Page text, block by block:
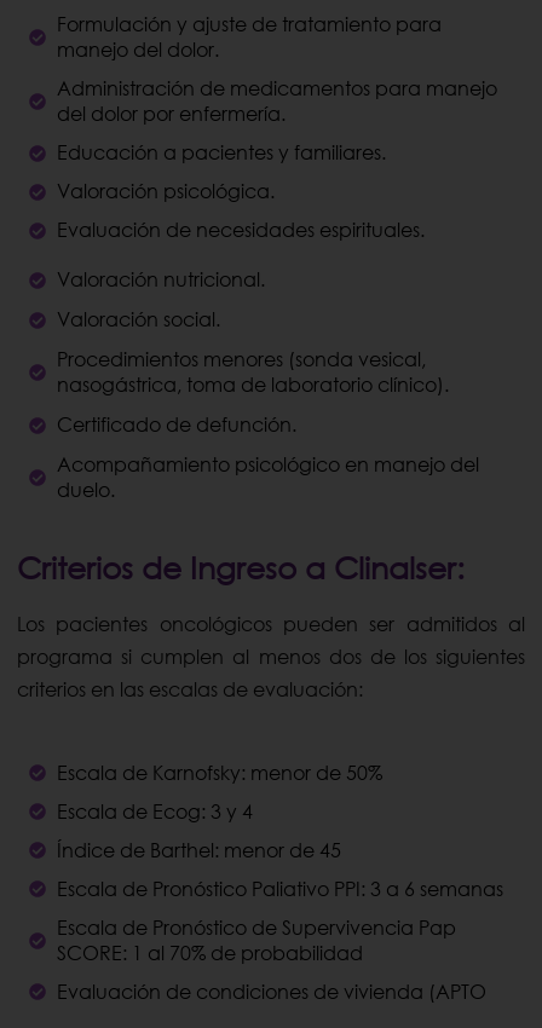
Formulación y ajuste de tratamiento para
manejo del dolor.
Administración de medicamentos para manejo
del dolor por enfermería.
Educación a pacientes y familiares.
Valoración psicológica.
Evaluación de necesidades espirituales.
Valoración nutricional.
Valoración social.
Procedimientos menores (sonda vesical,
nasogástrica, toma de laboratorio clínico).
Certificado de defunción.
Acompañamiento psicológico en manejo del
duelo.
Criterios de Ingreso a Clinalser:
Los pacientes oncológicos pueden ser admitidos al
programa si cumplen al menos dos de los siguientes
criterios en las escalas de evaluación:
Escala de Karnofsky: menor de 50%
Escala de Ecog: 3 y 4
Índice de Barthel: menor de 45
Escala de Pronóstico Paliativo PPI: 3 a 6 semanas
Escala de Pronóstico de Supervivencia Pap
SCORE: 1 al 70% de probabilidad
Evaluación de condiciones de vivienda (APTO